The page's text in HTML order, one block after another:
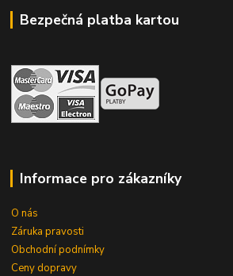
Bezpečná platba kartou
Informace pro zákazníky
O nás
Záruka pravosti
Obchodní podnímky
Ceny dopravy